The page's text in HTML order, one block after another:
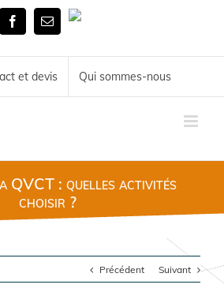
FacebookEmail
Tél.
et devis Qui sommes-nous
QVCT : quelles activités
choisir ?
Précédent Suivant